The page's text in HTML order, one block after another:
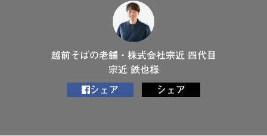
越前そばの老舗・株式会社宗近 四代目
宗近 鉄也様
シェア シェア